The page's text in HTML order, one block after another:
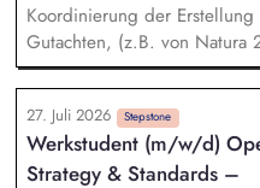
Koordinierung der Erstellung
Gutachten, (z.B. von Natura
Artenschutzberichten, UVS
interdisziplinären Team aus
technischen Planern
Abstimmungsterminen mit
Steuerung von
27. Juli 2026 Stepstone
Werkstudent (m/w/d)
Strategy & Standards –